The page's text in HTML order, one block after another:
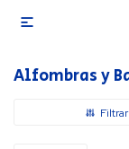

Alfombras y